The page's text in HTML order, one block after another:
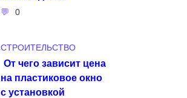
0
СТРОИТЕЛЬСТВО
От чего зависит цена
на пластиковое окно
с установкой